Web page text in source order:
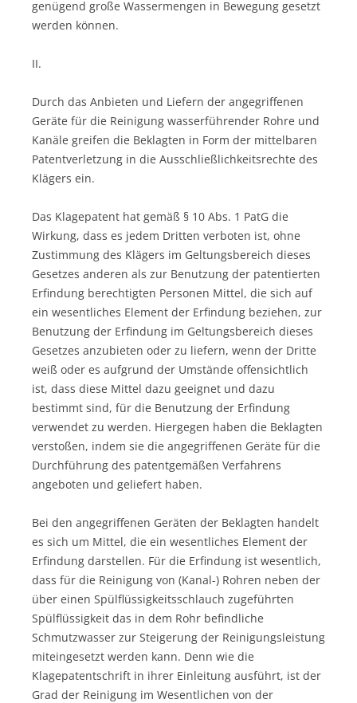
genügend große Wassermengen in Bewegung gesetzt
werden können.
II.
Durch das Anbieten und Liefern der angegriffenen
Geräte für die Reinigung wasserführender Rohre und
Kanäle greifen die Beklagten in Form der mittelbaren
Patentverletzung in die Ausschließlichkeitsrechte des
Klägers ein.
Das Klagepatent hat gemäß § 10 Abs. 1 PatG die
Wirkung, dass es jedem Dritten verboten ist, ohne
Zustimmung des Klägers im Geltungsbereich dieses
Gesetzes anderen als zur Benutzung der patentierten
Erfindung berechtigten Personen Mittel, die sich auf
ein wesentliches Element der Erfindung beziehen, zur
Benutzung der Erfindung im Geltungsbereich dieses
Gesetzes anzubieten oder zu liefern, wenn der Dritte
weiß oder es aufgrund der Umstände offensichtlich
ist, dass diese Mittel dazu geeignet und dazu
bestimmt sind, für die Benutzung der Erfindung
verwendet zu werden. Hiergegen haben die Beklagten
verstoßen, indem sie die angegriffenen Geräte für die
Durchführung des patentgemäßen Verfahrens
angeboten und geliefert haben.
Bei den angegriffenen Geräten der Beklagten handelt
es sich um Mittel, die ein wesentliches Element der
Erfindung darstellen. Für die Erfindung ist wesentlich,
dass für die Reinigung von (Kanal-) Rohren neben der
über einen Spülflüssigkeitsschlauch zugeführten
Spülflüssigkeit das in dem Rohr befindliche
Schmutzwasser zur Steigerung der Reinigungsleistung
miteingesetzt werden kann. Denn wie die
Klagepatentschrift in ihrer Einleitung ausführt, ist der
Grad der Reinigung im Wesentlichen von der